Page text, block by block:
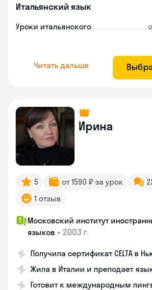
Итальянский язык
Уроки итальянского
Читать дальше
Ирина
5 от 1590 ₽ за урок
1 отзыв
Московский институт
языков • 2003 г.
Получила сертификат CELTA в
Жила в Италии и преподает
Готовит к международным